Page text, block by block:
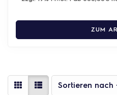
ZUM
Sortieren nach
Sortieren nach